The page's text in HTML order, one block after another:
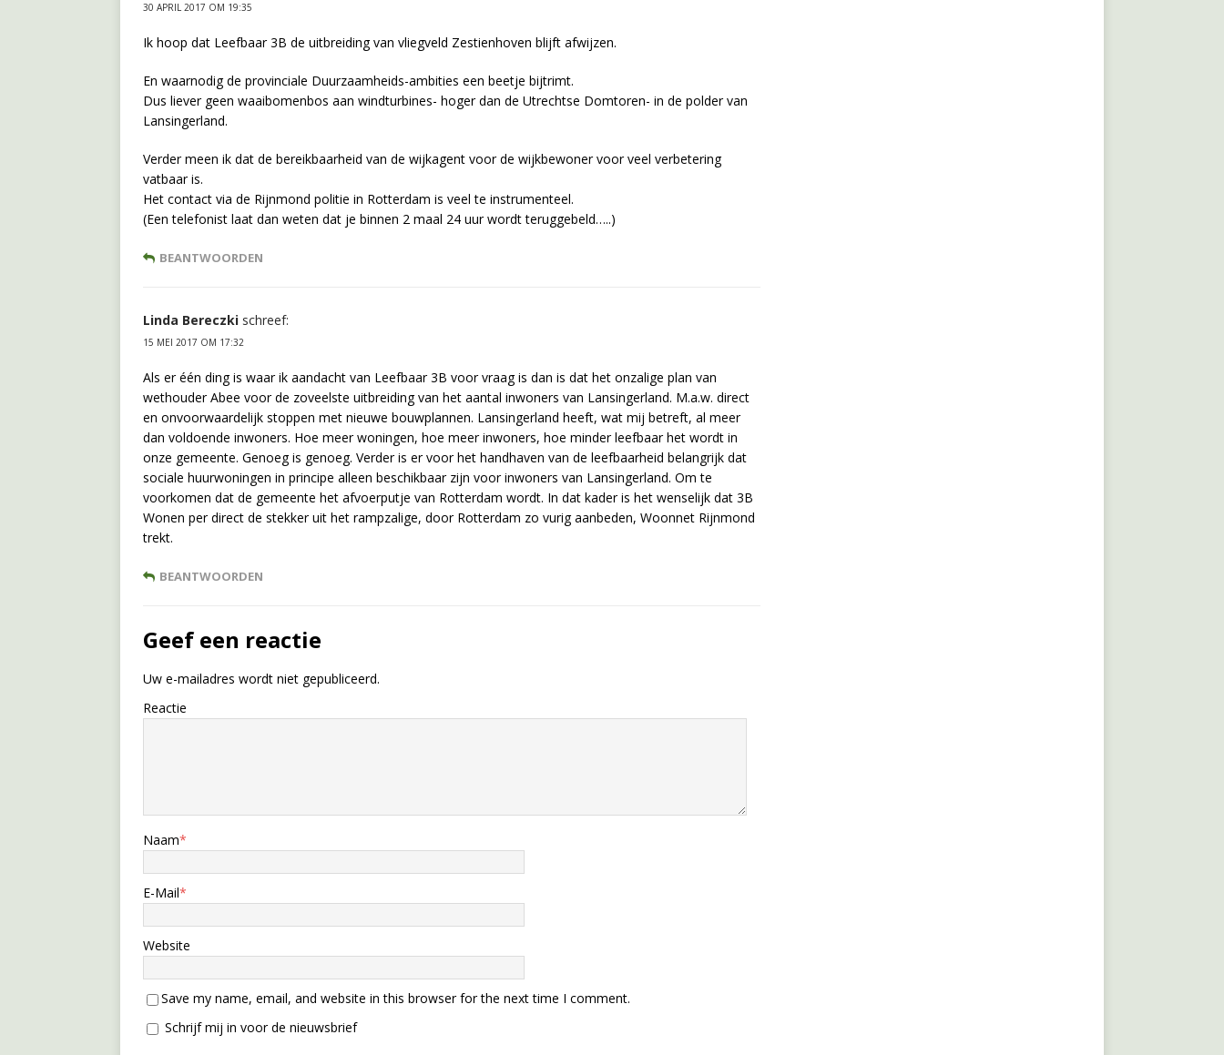
30 APRIL 2017 OM 19:35
Ik hoop dat Leefbaar 3B de uitbreiding van vliegveld Zestienhoven blijft afwijzen.
En waarnodig de provinciale Duurzaamheids-ambities een beetje bijtrimt.
Dus liever geen waaibomenbos aan windturbines- hoger dan de Utrechtse Domtoren- in de polder van
Lansingerland.
Verder meen ik dat de bereikbaarheid van de wijkagent voor de wijkbewoner voor veel verbetering
vatbaar is.
Het contact via de Rijnmond politie in Rotterdam is veel te instrumenteel.
(Een telefonist laat dan weten dat je binnen 2 maal 24 uur wordt teruggebeld…..)
BEANTWOORDEN
Linda Bereczki schreef:
15 MEI 2017 OM 17:32
Als er één ding is waar ik aandacht van Leefbaar 3B voor vraag is dan is dat het onzalige plan van
wethouder Abee voor de zoveelste uitbreiding van het aantal inwoners van Lansingerland. M.a.w. direct
en onvoorwaardelijk stoppen met nieuwe bouwplannen. Lansingerland heeft, wat mij betreft, al meer
dan voldoende inwoners. Hoe meer woningen, hoe meer inwoners, hoe minder leefbaar het wordt in
onze gemeente. Genoeg is genoeg. Verder is er voor het handhaven van de leefbaarheid belangrijk dat
sociale huurwoningen in principe alleen beschikbaar zijn voor inwoners van Lansingerland. Om te
voorkomen dat de gemeente het afvoerputje van Rotterdam wordt. In dat kader is het wenselijk dat 3B
Wonen per direct de stekker uit het rampzalige, door Rotterdam zo vurig aanbeden, Woonnet Rijnmond
trekt.
BEANTWOORDEN
Geef een reactie
Uw e-mailadres wordt niet gepubliceerd.
Reactie
Naam*
E-Mail*
Website
Save my name, email, and website in this browser for the next time I comment.
Schrijf mij in voor de nieuwsbrief